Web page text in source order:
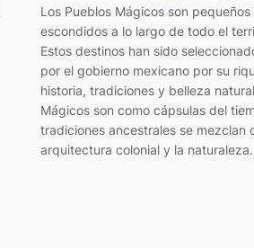
Los Pueblos Mágicos son pequeños
escondidos a lo largo de todo el
Estos destinos han sido
por el gobierno mexicano por su
historia, tradiciones y belleza
Mágicos son como cápsulas del
tradiciones ancestrales se mezclan
arquitectura colonial y la